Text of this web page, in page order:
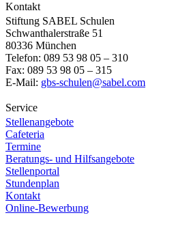
Kontakt
Stiftung SABEL Schulen
Schwanthalerstraße 51
80336 München
Telefon: 089 53 98 05 – 310
Fax: 089 53 98 05 – 315
E-Mail: gbs-schulen@sabel.com
Service
Stellenangebote
Cafeteria
Termine
Beratungs- und Hilfsangebote
Stellenportal
Stundenplan
Kontakt
Online-Bewerbung